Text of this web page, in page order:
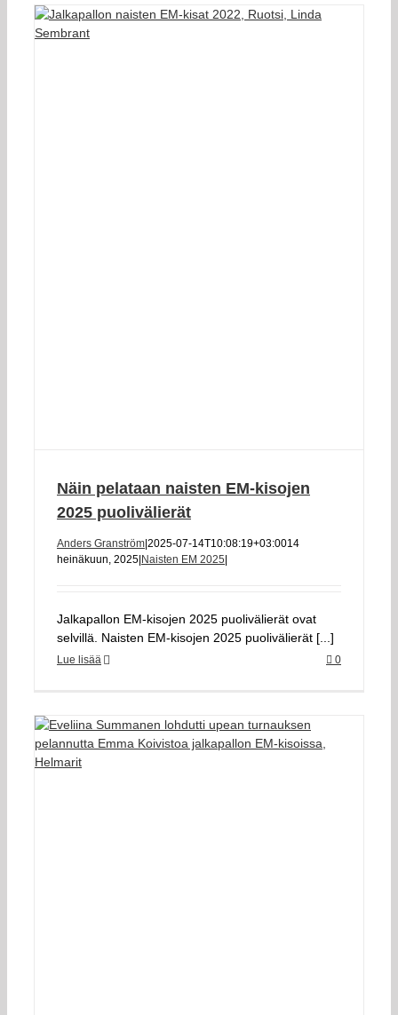
Näin pelataan naisten EM-kisojen
2025 puolivälierät
Anders Granström 2025-07-14T10:08:19+03:0014
heinäkuun, 2025 Naisten EM 2025
Jalkapallon EM-kisojen 2025 puolivälierät ovat
selvillä. Naisten EM-kisojen 2025 puolivälierät [...]
Lue lisää 0